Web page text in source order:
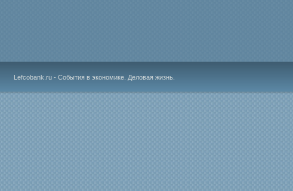
Lefcobank.ru - События в экономике. Деловая жизнь.